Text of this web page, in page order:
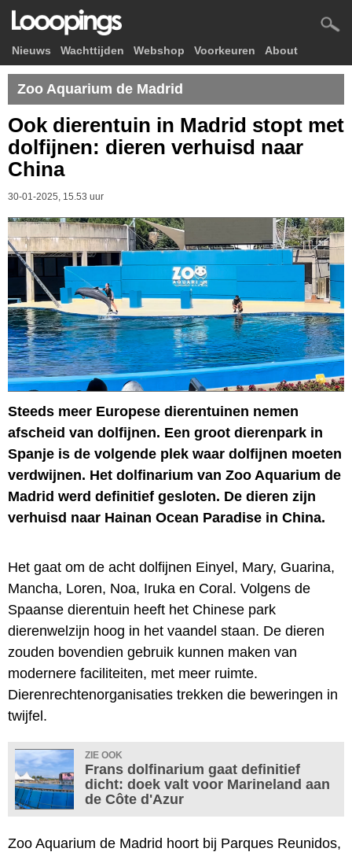
Nieuws Wachttijden Webshop Voorkeuren About
Zoo Aquarium de Madrid
Ook dierentuin in Madrid stopt met
dolfijnen: dieren verhuisd naar
China
30-01-2025, 15.53 uur
Steeds meer Europese dierentuinen nemen
afscheid van dolfijnen. Een groot dierenpark in
Spanje is de volgende plek waar dolfijnen moeten
verdwijnen. Het dolfinarium van Zoo Aquarium de
Madrid werd definitief gesloten. De dieren zijn
verhuisd naar Hainan Ocean Paradise in China.
Het gaat om de acht dolfijnen Einyel, Mary, Guarina,
Mancha, Loren, Noa, Iruka en Coral. Volgens de
Spaanse dierentuin heeft het Chinese park
dierenwelzijn hoog in het vaandel staan. De dieren
zouden bovendien gebruik kunnen maken van
modernere faciliteiten, met meer ruimte.
Dierenrechtenorganisaties trekken die beweringen in
twijfel.
ZIE OOK
Frans dolfinarium gaat definitief
dicht: doek valt voor Marineland aan
de Côte d'Azur
Zoo Aquarium de Madrid hoort bij Parques Reunidos,